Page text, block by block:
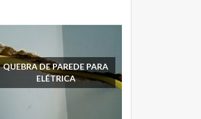
QUEBRA DE PAREDE PARA
ELÉTRICA